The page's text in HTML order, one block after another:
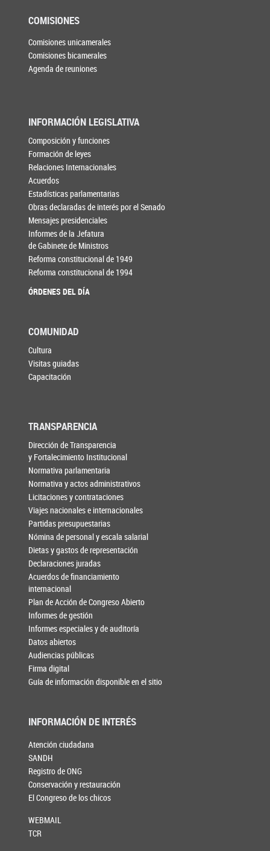
COMISIONES
Comisiones unicamerales
Comisiones bicamerales
Agenda de reuniones
INFORMACIÓN LEGISLATIVA
Composición y funciones
Formación de leyes
Relaciones Internacionales
Acuerdos
Estadísticas parlamentarias
Obras declaradas de interés por el Senado
Mensajes presidenciales
Informes de la Jefatura
de Gabinete de Ministros
Reforma constitucional de 1949
Reforma constitucional de 1994
ÓRDENES DEL DÍA
COMUNIDAD
Cultura
Visitas guiadas
Capacitación
TRANSPARENCIA
Dirección de Transparencia
y Fortalecimiento Institucional
Normativa parlamentaria
Normativa y actos administrativos
Licitaciones y contrataciones
Viajes nacionales e internacionales
Partidas presupuestarias
Nómina de personal y escala salarial
Dietas y gastos de representación
Declaraciones juradas
Acuerdos de financiamiento
internacional
Plan de Acción de Congreso Abierto
Informes de gestión
Informes especiales y de auditoría
Datos abiertos
Audiencias públicas
Firma digital
Guía de información disponible en el sitio
INFORMACIÓN DE INTERÉS
Atención ciudadana
SANDH
Registro de ONG
Conservación y restauración
El Congreso de los chicos
WEBMAIL
TCR